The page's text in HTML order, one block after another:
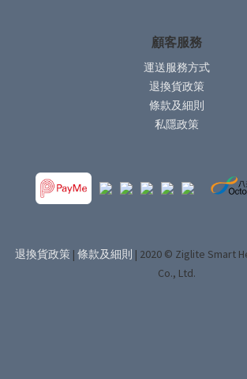
顧客服務
運送服務方式
退換貨政策
條款及細則
私隱政策
退換貨政策 | 條款及細則 | 2020 © Ziglite Smart
Co., Ltd.